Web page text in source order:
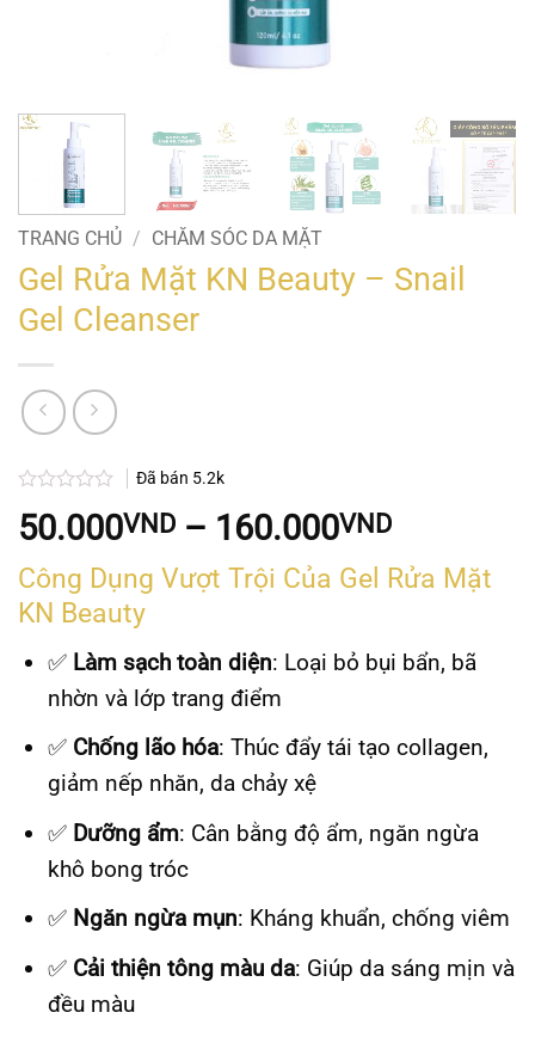
TRANG CHỦ / CHĂM SÓC DA MẶT
Gel Rửa Mặt KN Beauty – Snail
Gel Cleanser
xếp
hạng
0.0
5
sao
Đã bán 5.2k
50.000VND – 160.000VNDKhoảng
giá:
từ
đến
Công Dụng Vượt Trội Của Gel Rửa Mặt
KN Beauty
✅ Làm sạch toàn diện: Loại bỏ bụi bẩn, bã
nhờn và lớp trang điểm
✅ Chống lão hóa: Thúc đẩy tái tạo collagen,
giảm nếp nhăn, da chảy xệ
✅ Dưỡng ẩm: Cân bằng độ ẩm, ngăn ngừa
khô bong tróc
✅ Ngăn ngừa mụn: Kháng khuẩn, chống viêm
✅ Cải thiện tông màu da: Giúp da sáng mịn và
đều màu